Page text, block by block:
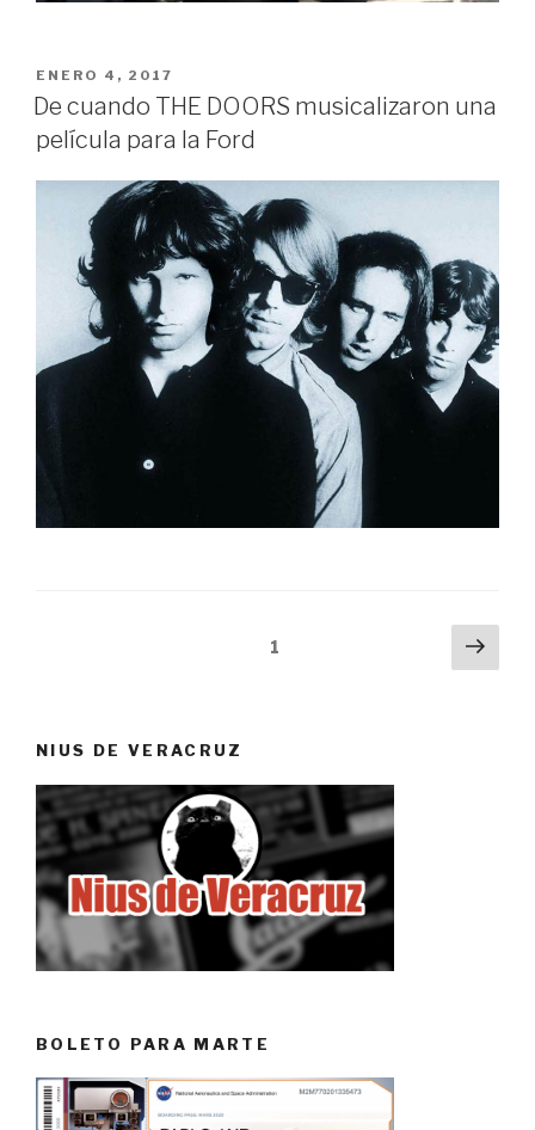
PUBLICADO
EN
ENERO 4, 2017
De cuando THE DOORS musicalizaron una
película para la Ford
1
NIUS DE VERACRUZ
BOLETO PARA MARTE